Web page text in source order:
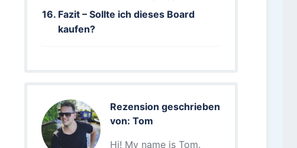
Fazit – Sollte ich dieses Board
kaufen?
Rezension geschrieben
von: Tom
Hi! My name is Tom.